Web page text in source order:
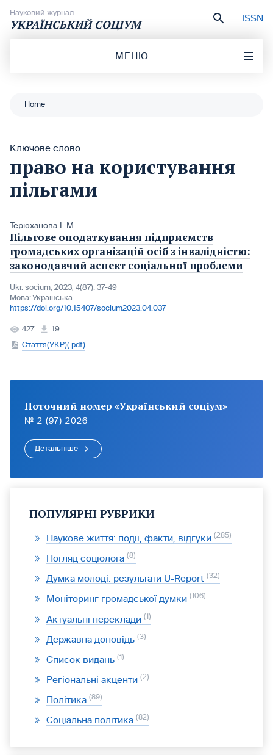
Науковий журнал
УКРАЇНСЬКИЙ СОЦІУМ ISSN
МЕНЮ
Home
Ключове слово
право на користування
пільгами
Терюханова І. М.
Пільгове оподаткування підприємств
громадських організацій осіб з інвалідністю:
законодавчий аспект соціальної проблеми
Ukr. socìum, 2023, 4(87): 37-49
Мова:Українська
https://doi.org/10.15407/socium2023.04.037
427
19
Стаття(УКР)(.pdf)
Поточний номер «Український соціум»
№ 2 (97) 2026
Детальніше
ПОПУЛЯРНІ РУБРИКИ
Наукове життя: події, факти, відгуки 285
Погляд соціолога 8
Думка молоді: результати U-Report 32
Моніторинг громадської думки 106
Актуальні переклади 1
Державна доповідь 3
Список видань 1
Регіональні акценти 2
Політика 89
Соціальна політика 82